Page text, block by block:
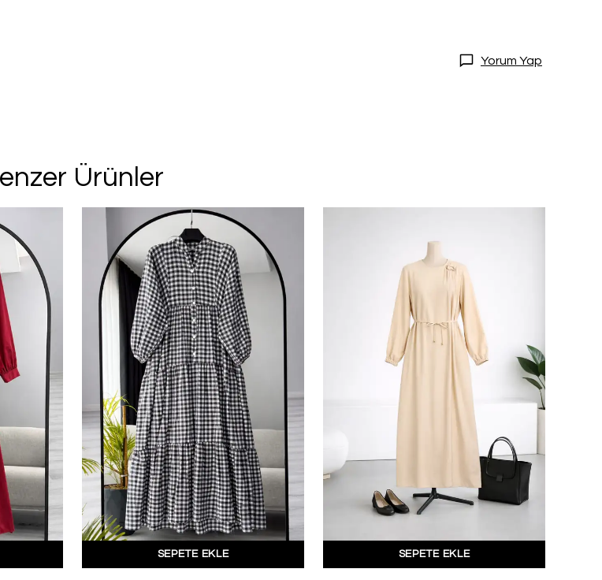
Yorum Yap
Ürünler
SEPETE EKLE SEPETE EKLE